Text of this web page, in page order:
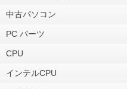
中古パソコン
PC パーツ
CPU
インテルCPU